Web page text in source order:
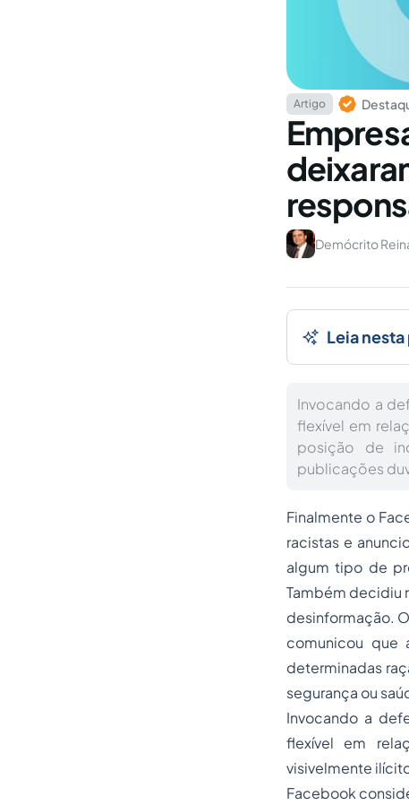
Artigo
Demócrito
Leia
Invocando a
flexível em
posição de
publicações
Finalmente o
racistas e
algum tipo de
Também decidiu
desinformação.
comunicou que
determinadas
segurança ou
Invocando a
flexível em
visivelmente
Facebook